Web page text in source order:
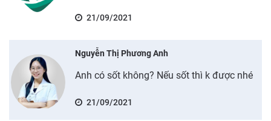
21/09/2021
Nguyễn Thị Phương Anh
Anh có sốt không? Nếu sốt thì k được nhé
21/09/2021